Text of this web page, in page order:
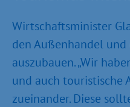
Wirtschaftsminister
den Außenhandel
auszubauen. „Wir
und auch touristische
zueinander. Diese